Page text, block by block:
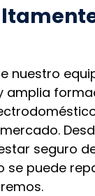
nuestro
amplia
seguro
se puede